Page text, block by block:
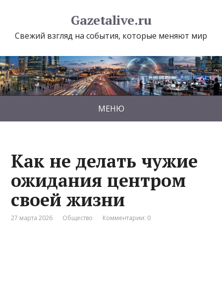
Gazetalive.ru
Свежий взгляд на события, которые меняют мир
МЕНЮ
Как не делать чужие
ожидания центром
своей жизни
27 марта 2026 Общество Комментарии: 0